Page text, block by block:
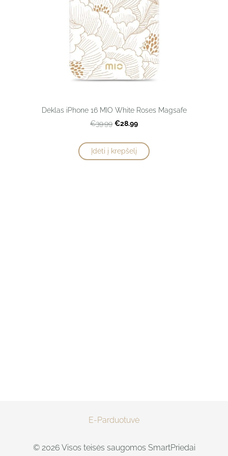
Dėklas iPhone 16 MIO White Roses Magsafe
€39.99 €28.99
Įdėti į krepšelį
E-Parduotuvė
© 2026 Visos teisės saugomos SmartPriedai